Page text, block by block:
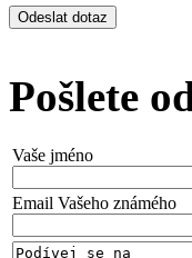
Pošlete
Vaše jméno
Email Vašeho známého